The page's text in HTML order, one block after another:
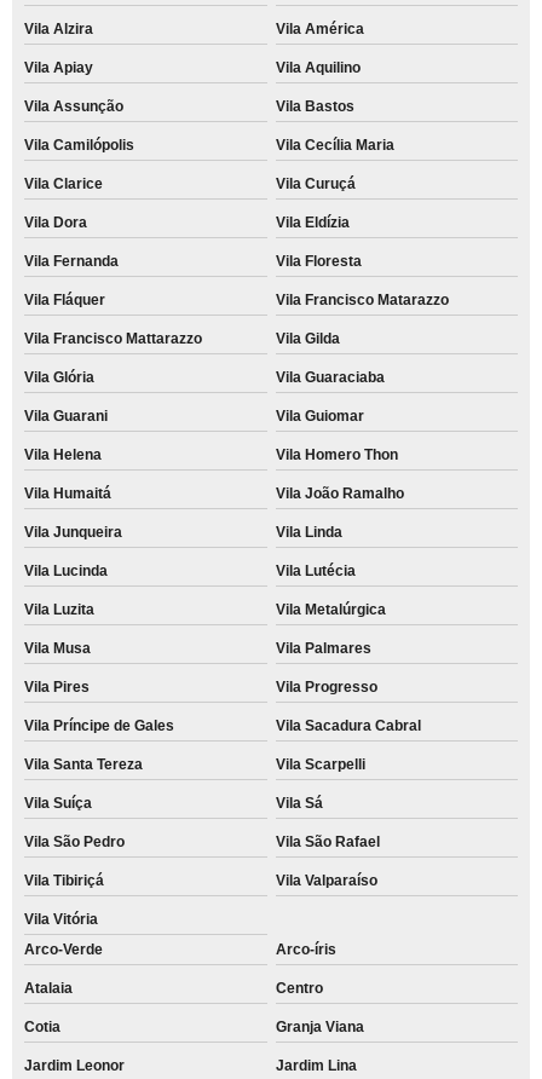
Vila Alzira Vila América
Vila Apiay Vila Aquilino
Vila Assunção Vila Bastos
Vila Camilópolis Vila Cecília Maria
Vila Clarice Vila Curuçá
Vila Dora Vila Eldízia
Vila Fernanda Vila Floresta
Vila Fláquer Vila Francisco Matarazzo
Vila Francisco Mattarazzo Vila Gilda
Vila Glória Vila Guaraciaba
Vila Guarani Vila Guiomar
Vila Helena Vila Homero Thon
Vila Humaitá Vila João Ramalho
Vila Junqueira Vila Linda
Vila Lucinda Vila Lutécia
Vila Luzita Vila Metalúrgica
Vila Musa Vila Palmares
Vila Pires Vila Progresso
Vila Príncipe de Gales Vila Sacadura Cabral
Vila Santa Tereza Vila Scarpelli
Vila Suíça Vila Sá
Vila São Pedro Vila São Rafael
Vila Tibiriçá Vila Valparaíso
Vila Vitória
Arco-Verde
Arco-íris
Atalaia Centro
Cotia Granja Viana
Jardim Leonor Jardim Lina